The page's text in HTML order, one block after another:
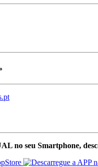
no seu Smartphone,